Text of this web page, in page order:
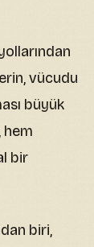
vücudu
büyük
hem
bir
biri,